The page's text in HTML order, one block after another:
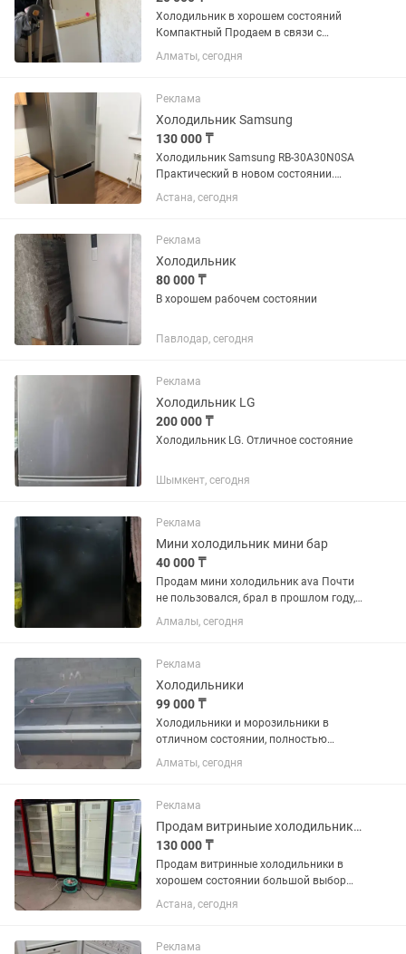
Холодильник в хорошем состояний
Компактный Продаем в связи с
переездом
Алматы, сегодня
Реклама
Холодильник Samsung
130 000 ₸
Холодильник Samsung RB-30A30N0SA
Практический в новом состоянии.
Габаритные размеры Высота1780 мм
Ширина595 мм Глубина675 мм
Астана, сегодня
Реклама
Холодильник
80 000 ₸
В хорошем рабочем состоянии
Павлодар, сегодня
Реклама
Холодильник LG
200 000 ₸
Холодильник LG. Отличное состояние
Шымкент, сегодня
Реклама
Мини холодильник мини бар
40 000 ₸
Продам мини холодильник ava Почти
не пользовался, брал в прошлом году,
включался пару раз, все остальное
время стоит так Из минусов есть пару
работу не влияет
Алмалы, сегодня
Реклама
Холодильники
99 000 ₸
Холодильники и морозильники в
отличном состоянии, полностью
рабочие, все чистые ухожэные как на
фото, на каждый холодильник дам
помогу с доставкой, кому интересно...
Алматы, сегодня
Реклама
Продам витриныие холодильник в хорошем состоянии
130 000 ₸
Продам витринные холодильники в
хорошем состоянии большой выбор
тауелсыздык 26
Астана, сегодня
Реклама